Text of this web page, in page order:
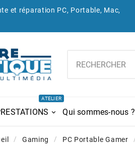
et réparation PC, Portable, Mac,
ATELIER
Qui sommes-nous ?
Gaming PC Portable Gamer